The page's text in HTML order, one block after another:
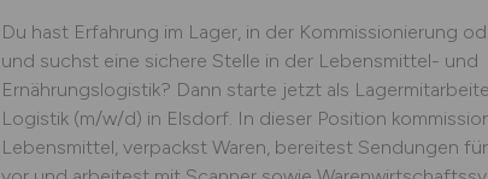
Du hast Erfahrung im Lager, in der Kommissionierung
und suchst eine sichere Stelle in der Lebensmittel- und
Ernährungslogistik? Dann starte jetzt als
Logistik (m/w/d) in Elsdorf. In dieser Position
Lebensmittel, verpackst Waren, bereitest Sendungen